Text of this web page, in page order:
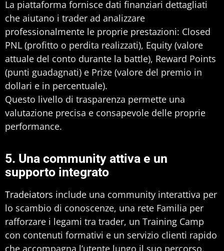
La piattaforma fornisce dati finanziari dettagliati
che aiutano i trader ad analizzare
professionalmente le proprie prestazioni: Closed
PNL (profitto o perdita realizzati), Equity (valore
attuale del conto durante la battle), Reward Points
(punti guadagnati) e Prize (valore del premio in
dollari e in percentuale).
Questo livello di trasparenza permette una
valutazione precisa e consapevole delle proprie
performance.
5. Una community attiva e un
supporto integrato
Tradeiators include una community interattiva per
lo scambio di conoscenze, una rete Familia per
rafforzare i legami tra trader, un Training Camp
con contenuti formativi e un servizio clienti rapido
che accompagna l’utente lungo il suo percorso.